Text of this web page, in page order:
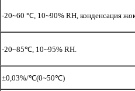
-20~60 ℃, 10~90% RH, конденсация
-20~85℃, 10~95% RH.
±0,03%/℃(0~50℃)